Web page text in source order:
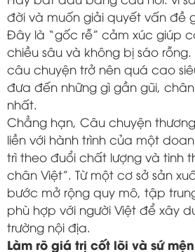
đời và muốn giải quyết vấn đề
Đây là “gốc rễ” cảm xúc giúp
chiều sâu và không bị sáo
câu chuyện trở nên quá cao
đưa đến những gì gần gũi,
nhất.
Chẳng hạn, Câu chuyện
liền với hành trình của một
trì theo đuổi chất lượng và tinh
chân Việt”. Từ một cơ sở sản
bước mở rộng quy mô, tập
phù hợp với người Việt để xây
trường nội địa.
Làm rõ giá trị cốt lõi và sứ